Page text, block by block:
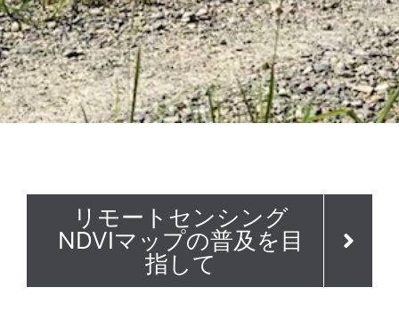
リモートセンシング
NDVIマップの普及を目
指して